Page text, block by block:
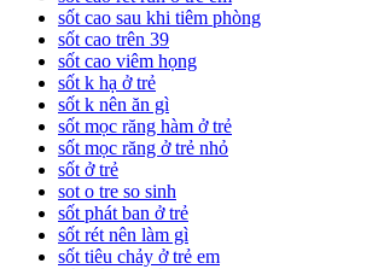
sốt cao sau khi tiêm phòng
sốt cao trên 39
sốt cao viêm họng
sốt k hạ ở trẻ
sốt k nên ăn gì
sốt mọc răng hàm ở trẻ
sốt mọc răng ở trẻ nhỏ
sốt ở trẻ
sot o tre so sinh
sốt phát ban ở trẻ
sốt rét nên làm gì
sốt tiêu chảy ở trẻ em